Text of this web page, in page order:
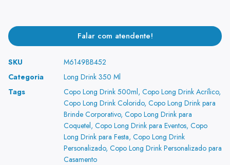
Falar com atendente!
SKU
M6149BB452
Categoria
Long Drink 350 Ml
Tags
Copo Long Drink 500ml, Copo Long Drink Acrílico,
Copo Long Drink Colorido, Copo Long Drink para
Brinde Corporativo, Copo Long Drink para
Coquetel, Copo Long Drink para Eventos, Copo
Long Drink para Festa, Copo Long Drink
Personalizado, Copo Long Drink Personalizado para
Casamento